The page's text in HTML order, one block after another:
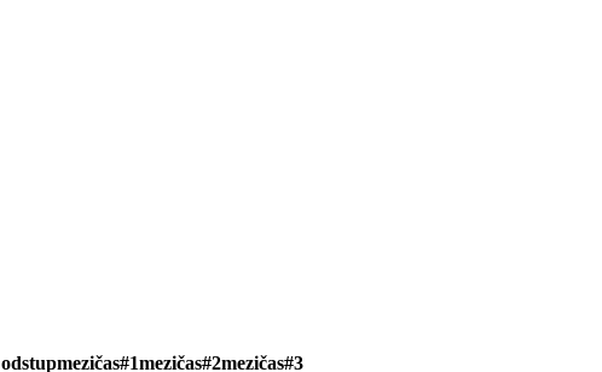
odstupmezičas#1mezičas#2mezičas#3